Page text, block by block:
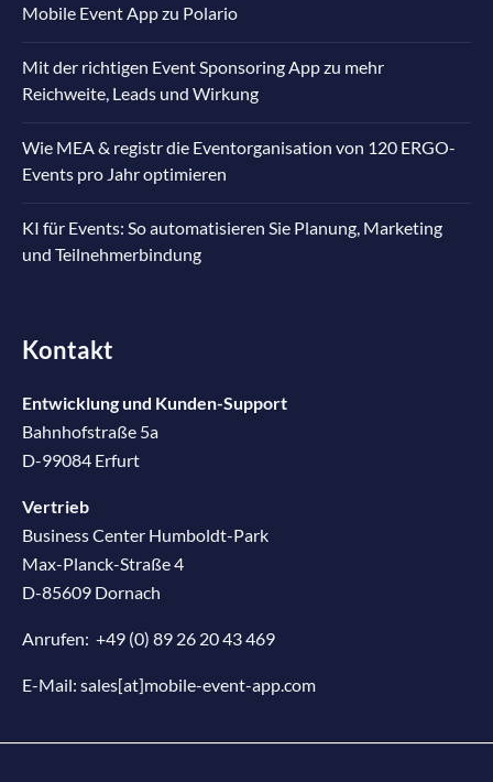
Mobile Event App zu Polario
Mit der richtigen Event Sponsoring App zu mehr
Reichweite, Leads und Wirkung
Wie MEA & registr die Eventorganisation von 120 ERGO-
Events pro Jahr optimieren
KI für Events: So automatisieren Sie Planung, Marketing
und Teilnehmerbindung
Kontakt
Entwicklung und Kunden-Support
Bahnhofstraße 5a
D-99084 Erfurt
Vertrieb
Business Center Humboldt-Park
Max-Planck-Straße 4
D-85609 Dornach
Anrufen: +49 (0) 89 26 20 43 469
E-Mail: sales[at]mobile-event-app.com